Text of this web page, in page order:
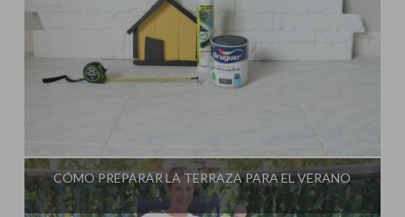
CÓMO PREPARAR LA TERRAZA PARA EL VERANO